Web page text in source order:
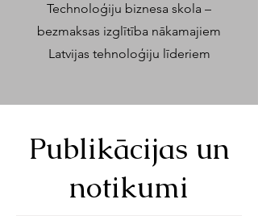
Technoloģiju biznesa skola –
bezmaksas izglītība nākamajiem
Latvijas tehnoloģiju līderiem
Publikācijas un
notikumi